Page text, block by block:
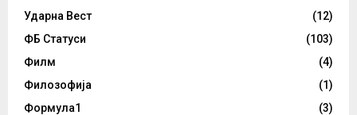
Ударна Вест
(12)
ФБ Статуси
(103)
Филм
(4)
Филозофија
(1)
Формула1
(3)